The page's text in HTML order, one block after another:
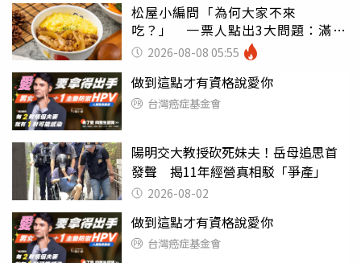
松屋小編問「為何大家不來
吃？」 一票人點出3大問題：滿手
好牌打到爛
2026-08-08 05:55
做到這點才有資格說愛你
台灣癌症基金會
陽明交大教授砍死妹夫！岳母追思首
發聲 揭11年經營真相駁「爭產」
2026-08-02
做到這點才有資格說愛你
台灣癌症基金會